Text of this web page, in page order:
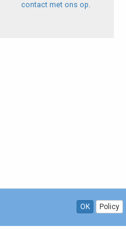
contact met ons op.
OK Policy